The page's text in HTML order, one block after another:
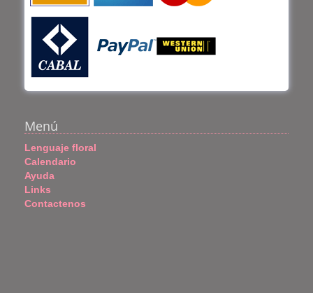
Menú
Lenguaje floral
Calendario
Ayuda
Links
Contactenos